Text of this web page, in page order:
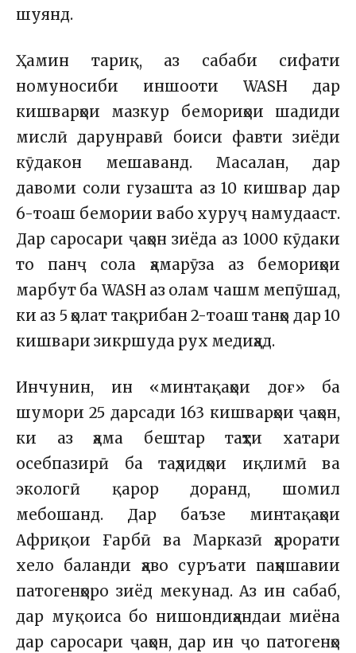
шуянд.
Ҳамин тариқ, аз сабаби сифати
номуносиби иншооти WASH дар
кишварҳои мазкур бемориҳои шадиди
мислӣ дарунравӣ боиси фавти зиёди
кӯдакон мешаванд. Масалан, дар
давоми соли гузашта аз 10 кишвар дар
6-тоаш бемории вабо хуруҷ намудааст.
Дар саросари ҷаҳон зиёда аз 1000 кӯдаки
то панҷ сола ҳамарӯза аз бемориҳои
марбут ба WASH аз олам чашм мепӯшад,
ки аз 5 ҳолат тақрибан 2-тоаш танҳо дар 10
кишвари зикршуда рух медиҳад.
Инчунин, ин «минтақаҳои доғ» ба
шумори 25 дарсади 163 кишварҳои ҷаҳон,
ки аз ҳама бештар таҳти хатари
осебпазирӣ ба таҳдидҳои иқлимӣ ва
экологӣ қарор доранд, шомил
мебошанд. Дар баъзе минтақаҳои
Африқои Ғарбӣ ва Марказӣ ҳарорати
хело баланди ҳаво суръати паҳншавии
патогенҳоро зиёд мекунад. Аз ин сабаб,
дар муқоиса бо нишондиҳандаи миёна
дар саросари ҷаҳон, дар ин ҷо патогенҳо